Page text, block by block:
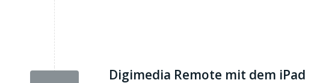
Digimedia Remote mit dem iPad